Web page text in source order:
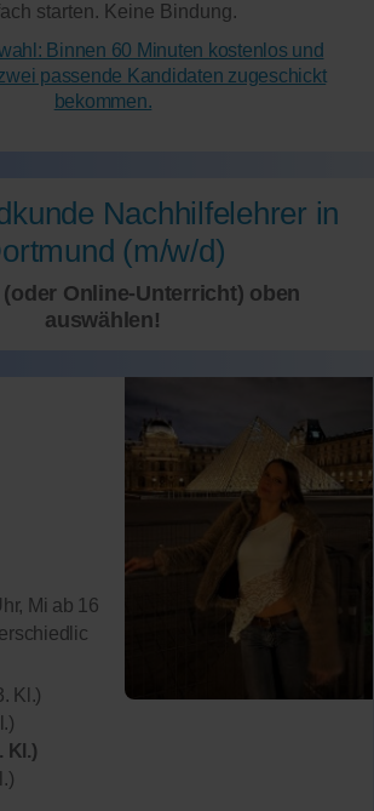
starten. Keine Bindung.
Binnen 60 Minuten kostenlos und
passende Kandidaten zugeschickt
bekommen.
Nachhilfelehrer in
(m/w/d)
Online-Unterricht) oben
auswählen!
Mi ab 16
Kl.)
Kl.)